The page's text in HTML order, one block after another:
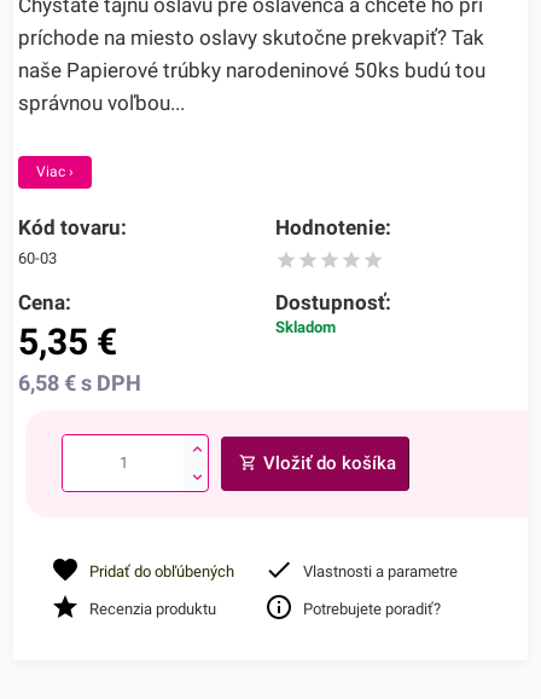
príchode na miesto oslavy skutočne prekvapiť? Tak
naše Papierové trúbky narodeninové 50ks budú tou
správnou voľbou...
Viac ›
Kód tovaru:
60-03
Hodnotenie:
Cena:
5,35 €
6,58€ s DPH
Dostupnosť:
Skladom
Vložiť do košíka
Pridať do obľúbených Vlastnosti a parametre
Recenzia produktu Potrebujete poradiť?